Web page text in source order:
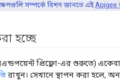
সম্পর্কে বিশদ জানতে এইApigee
হচ্ছে
প্রিফ্লো-এর শুরুতে)
রাখুন। সেখানে স্থাপন করা হলে,